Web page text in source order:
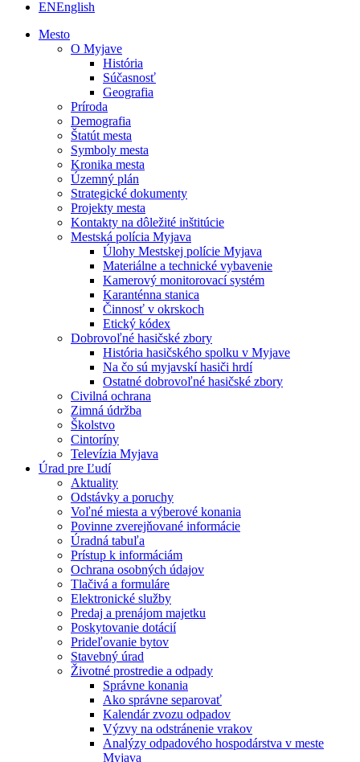
ENEnglish
Mesto
O Myjave
História
Súčasnosť
Geografia
Príroda
Demografia
Štatút mesta
Symboly mesta
Kronika mesta
Územný plán
Strategické dokumenty
Projekty mesta
Kontakty na dôležité inštitúcie
Mestská polícia Myjava
Úlohy Mestskej polície Myjava
Materiálne a technické vybavenie
Kamerový monitorovací systém
Karanténna stanica
Činnosť v okrskoch
Etický kódex
Dobrovoľné hasičské zbory
História hasičského spolku v Myjave
Na čo sú myjavskí hasiči hrdí
Ostatné dobrovoľné hasičské zbory
Civilná ochrana
Zimná údržba
Školstvo
Cintoríny
Televízia Myjava
Úrad pre Ľudí
Aktuality
Odstávky a poruchy
Voľné miesta a výberové konania
Povinne zverejňované informácie
Úradná tabuľa
Prístup k informáciám
Ochrana osobných údajov
Tlačivá a formuláre
Elektronické služby
Predaj a prenájom majetku
Poskytovanie dotácií
Prideľovanie bytov
Stavebný úrad
Životné prostredie a odpady
Správne konania
Ako správne separovať
Kalendár zvozu odpadov
Výzvy na odstránenie vrakov
Analýzy odpadového hospodárstva v meste
Myjava